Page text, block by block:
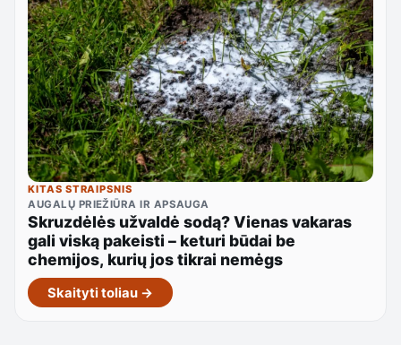
KITAS STRAIPSNIS
AUGALŲ PRIEŽIŪRA IR APSAUGA
Skruzdėlės užvaldė sodą? Vienas vakaras
gali viską pakeisti – keturi būdai be
chemijos, kurių jos tikrai nemėgs
Skaityti toliau →